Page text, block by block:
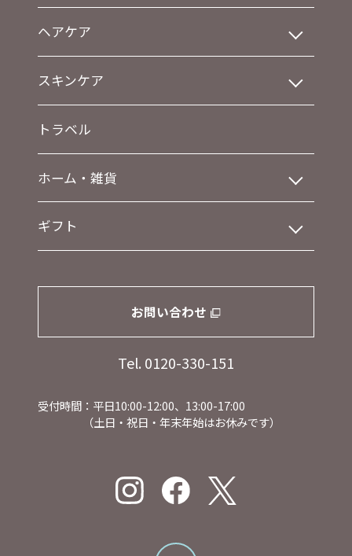
ヘアケア
スキンケア
トラベル
ホーム・雑貨
ギフト
お問い合わせ
Tel. 0120-330-151
受付時間：平日10:00-12:00、13:00-17:00
（土日・祝日・年末年始はお休みです）